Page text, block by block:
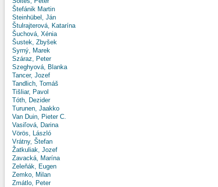
Štefánik Martin
Steinhübel, Ján
Štulrajterová, Katarína
Šuchová, Xénia
Šustek, Zbyšek
Syrný, Marek
Száraz, Peter
Szeghyová, Blanka
Tancer, Jozef
Tandlich, Tomáš
Tišliar, Pavol
Tóth, Dezider
Turunen, Jaakko
Van Duin, Pieter C.
Vasiľová, Darina
Vörös, László
Vrátny, Štefan
Žatkuliak, Jozef
Zavacká, Marína
Zeleňák, Eugen
Zemko, Milan
Zmátlo, Peter